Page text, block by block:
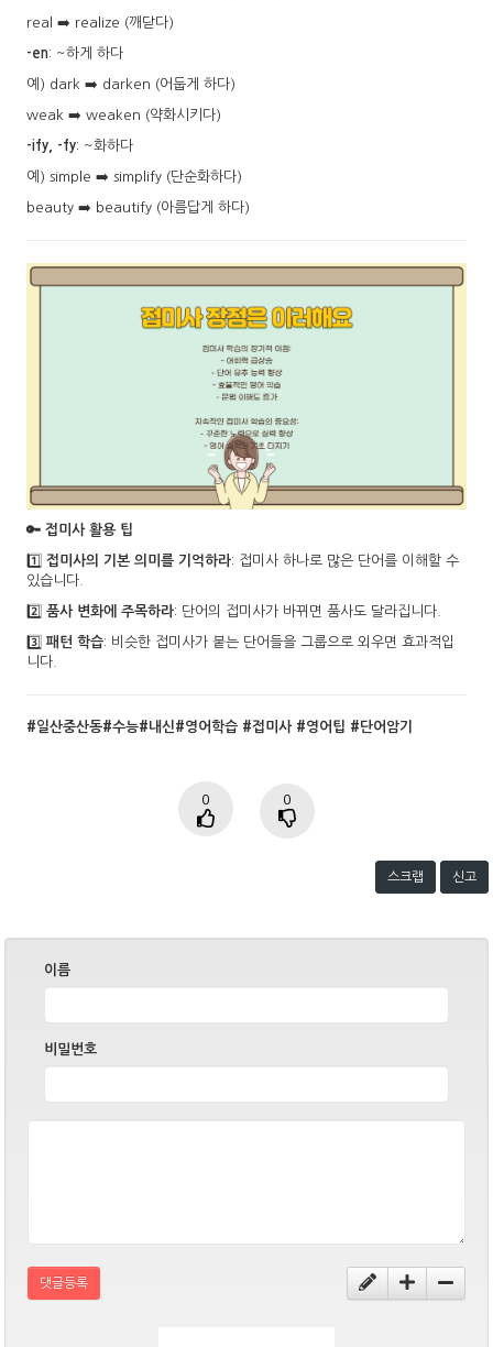
real ➡️ realize (깨닫다)
-en: ~하게 하다
예) dark ➡️ darken (어둡게 하다)
weak ➡️ weaken (약화시키다)
-ify, -fy: ~화하다
예) simple ➡️ simplify (단순화하다)
beauty ➡️ beautify (아름답게 하다)
🔑 접미사 활용 팁
1️⃣접미사의 기본 의미를 기억하라: 접미사 하나로 많은 단어를 이해할 수
있습니다.
2️⃣품사 변화에 주목하라: 단어의 접미사가 바뀌면 품사도 달라집니다.
3️⃣패턴 학습: 비슷한 접미사가 붙는 단어들을 그룹으로 외우면 효과적입
니다.
#일산중산동#수능#내신#영어학습 #접미사 #영어팁 #단어암기
0 0
스크랩 신고
이름
비밀번호
댓글등록